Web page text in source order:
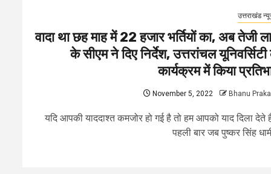
उत्तराखंड
वादा था छह माह में 22 हजार भर्तियों का, अब तेजी
के सीएम ने दिए निर्देश, उत्तरांचल
कार्यक्रम में किया
November 5, 2022 Bhanu
यदि आपकी याददाश्त कमजोर हो गई है तो हम आपको याद दिला देते
पहली बार जब पुष्कर सिंह